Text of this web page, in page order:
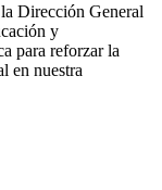
Dirección General
y
para reforzar la
en nuestra